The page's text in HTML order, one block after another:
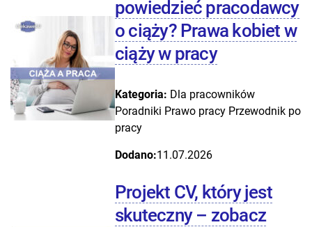
powiedzieć pracodawcy
o ciąży? Prawa kobiet w
ciąży w pracy
Kategoria: Dla pracowników
Poradniki Prawo pracy Przewodnik po
pracy
Dodano:11.07.2026
Projekt CV, który jest
skuteczny – zobacz